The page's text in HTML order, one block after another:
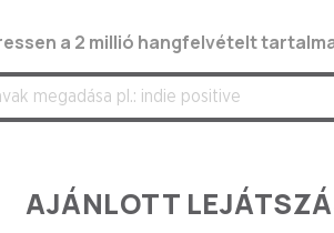
a 2 millió hangfelvételt
AJÁNLOTT